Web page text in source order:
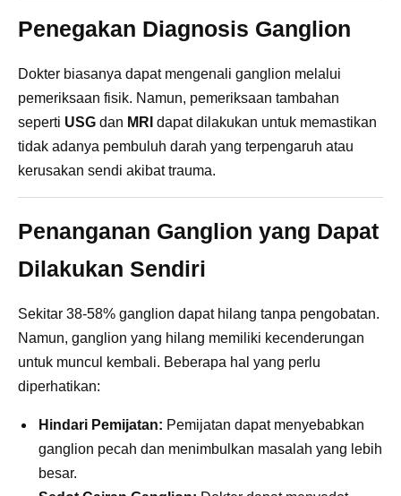
Penegakan Diagnosis Ganglion
Dokter biasanya dapat mengenali ganglion melalui
pemeriksaan fisik. Namun, pemeriksaan tambahan
seperti USG dan MRI dapat dilakukan untuk memastikan
tidak adanya pembuluh darah yang terpengaruh atau
kerusakan sendi akibat trauma.
Penanganan Ganglion yang Dapat
Dilakukan Sendiri
Sekitar 38-58% ganglion dapat hilang tanpa pengobatan.
Namun, ganglion yang hilang memiliki kecenderungan
untuk muncul kembali. Beberapa hal yang perlu
diperhatikan:
Hindari Pemijatan: Pemijatan dapat menyebabkan
ganglion pecah dan menimbulkan masalah yang lebih
besar.